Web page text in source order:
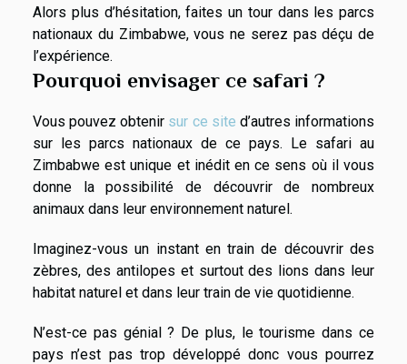
Alors plus d’hésitation, faites un tour dans les parcs
nationaux du Zimbabwe, vous ne serez pas déçu de
l’expérience.
Pourquoi envisager ce safari ?
Vous pouvez obtenir sur ce site d’autres informations
sur les parcs nationaux de ce pays. Le safari au
Zimbabwe est unique et inédit en ce sens où il vous
donne la possibilité de découvrir de nombreux
animaux dans leur environnement naturel.
Imaginez-vous un instant en train de découvrir des
zèbres, des antilopes et surtout des lions dans leur
habitat naturel et dans leur train de vie quotidienne.
N’est-ce pas génial ? De plus, le tourisme dans ce
pays n’est pas trop développé donc vous pourrez